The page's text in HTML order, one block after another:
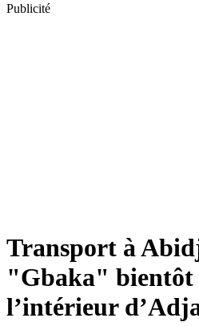
Publicité
Transport à
"Gbaka" bientôt
l’intérieur